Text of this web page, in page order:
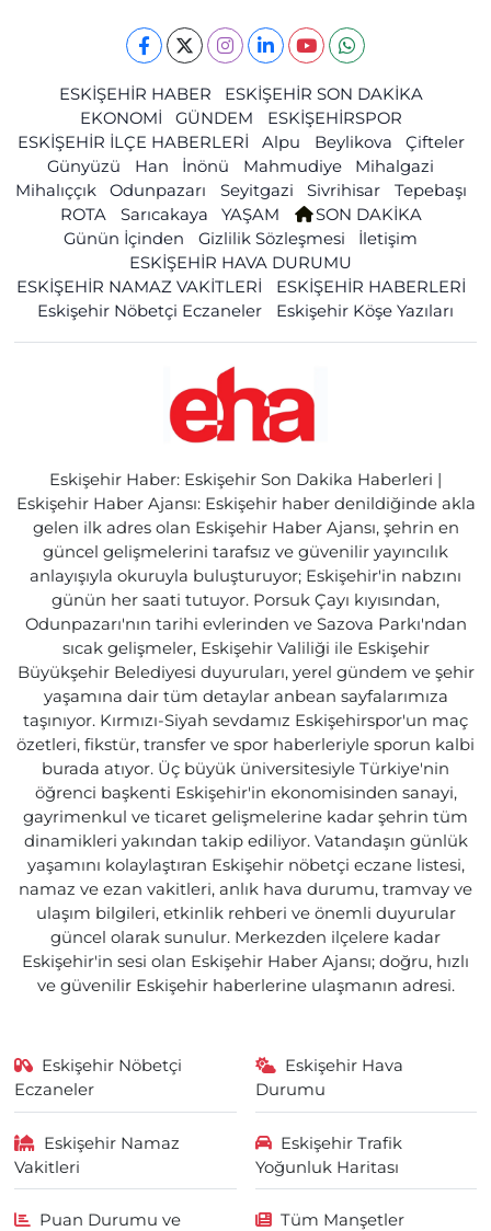
ESKİŞEHİR HABER
ESKİŞEHİR SON DAKİKA
EKONOMİ
GÜNDEM
ESKİŞEHİRSPOR
ESKİŞEHİR İLÇE HABERLERİ
Alpu Beylikova
Çifteler
Günyüzü
Han İnönü Mahmudiye
Mihalgazi
Mihalıççık
Odunpazarı Seyitgazi Sivrihisar
Tepebaşı
ROTA
Sarıcakaya YAŞAM
SON DAKİKA
Günün İçinden
Gizlilik Sözleşmesi
İletişim
ESKİŞEHİR HAVA DURUMU
ESKİŞEHİR NAMAZ VAKİTLERİ
ESKİŞEHİR HABERLERİ
Eskişehir Nöbetçi Eczaneler
Eskişehir Köşe Yazıları
Eskişehir Haber: Eskişehir Son Dakika Haberleri |
Eskişehir Haber Ajansı: Eskişehir haber denildiğinde akla
gelen ilk adres olan Eskişehir Haber Ajansı, şehrin en
güncel gelişmelerini tarafsız ve güvenilir yayıncılık
anlayışıyla okuruyla buluşturuyor; Eskişehir'in nabzını
günün her saati tutuyor. Porsuk Çayı kıyısından,
Odunpazarı'nın tarihi evlerinden ve Sazova Parkı'ndan
sıcak gelişmeler, Eskişehir Valiliği ile Eskişehir
Büyükşehir Belediyesi duyuruları, yerel gündem ve şehir
yaşamına dair tüm detaylar anbean sayfalarımıza
taşınıyor. Kırmızı-Siyah sevdamız Eskişehirspor'un maç
özetleri, fikstür, transfer ve spor haberleriyle sporun kalbi
burada atıyor. Üç büyük üniversitesiyle Türkiye'nin
öğrenci başkenti Eskişehir'in ekonomisinden sanayi,
gayrimenkul ve ticaret gelişmelerine kadar şehrin tüm
dinamikleri yakından takip ediliyor. Vatandaşın günlük
yaşamını kolaylaştıran Eskişehir nöbetçi eczane listesi,
namaz ve ezan vakitleri, anlık hava durumu, tramvay ve
ulaşım bilgileri, etkinlik rehberi ve önemli duyurular
güncel olarak sunulur. Merkezden ilçelere kadar
Eskişehir'in sesi olan Eskişehir Haber Ajansı; doğru, hızlı
ve güvenilir Eskişehir haberlerine ulaşmanın adresi.
Eskişehir Nöbetçi
Eczaneler
Eskişehir Hava
Durumu
Eskişehir Namaz
Vakitleri
Eskişehir Trafik
Yoğunluk Haritası
Puan Durumu ve
Tüm Manşetler